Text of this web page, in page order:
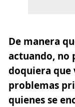
De manera
actuando, no
doquiera que
problemas
quienes se